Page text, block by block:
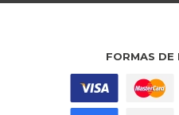
FORMAS DE